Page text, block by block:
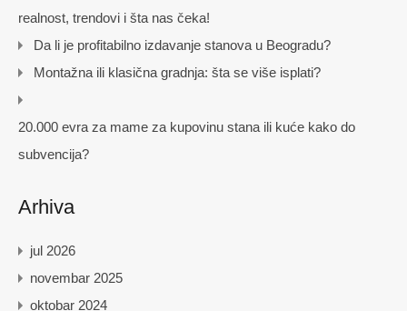
realnost, trendovi i šta nas čeka!
Da li je profitabilno izdavanje stanova u Beogradu?
Montažna ili klasična gradnja: šta se više isplati?
20.000 evra za mame za kupovinu stana ili kuće kako do
subvencija?
Arhiva
jul 2026
novembar 2025
oktobar 2024